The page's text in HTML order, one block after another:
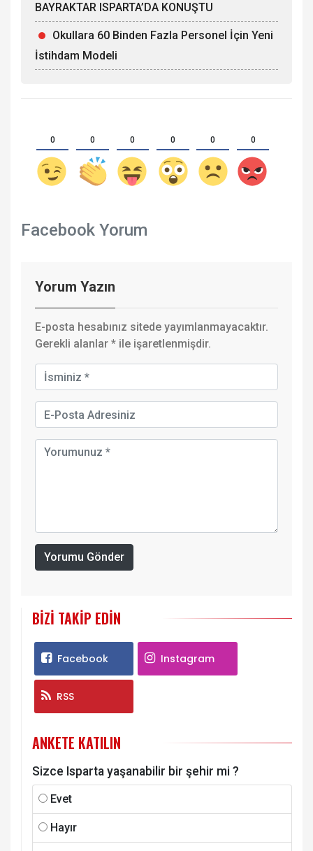
BAYRAKTAR ISPARTA’DA KONUŞTU
Okullara 60 Binden Fazla Personel İçin Yeni
İstihdam Modeli
0 0 0 0 0 0
Facebook Yorum
Yorum Yazın
E-posta hesabınız sitede yayımlanmayacaktır.
Gerekli alanlar * ile işaretlenmişdir.
Yorumu Gönder
BIZI TAKIP EDIN
Facebook Instagram
RSS
ANKETE KATILIN
Sizce Isparta yaşanabilir bir şehir mi ?
Evet
Hayır